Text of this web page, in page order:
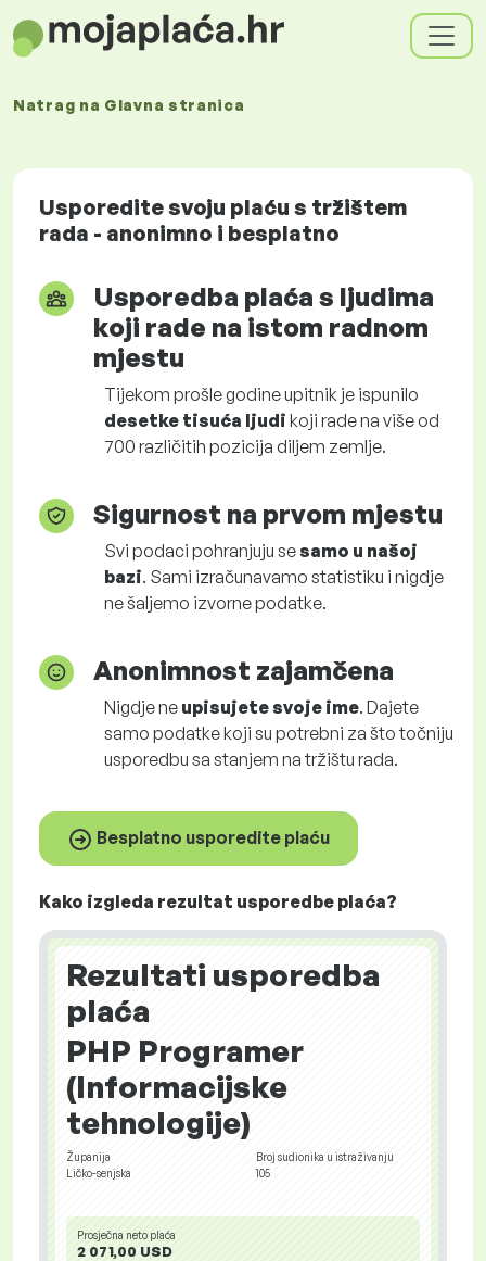
Natrag na Glavna stranica
Usporedite svoju plaću s tržištem
rada - anonimno i besplatno
Usporedba plaća s ljudima
koji rade na istom radnom
mjestu
Tijekom prošle godine upitnik je ispunilo
desetke tisuća ljudi koji rade na više od
700 različitih pozicija diljem zemlje.
Sigurnost na prvom mjestu
Svi podaci pohranjuju sesamo u našoj
bazi. Sami izračunavamo statistiku i nigdje
ne šaljemo izvorne podatke.
Anonimnost zajamčena
Nigdje ne upisujete svoje ime. Dajete
samo podatke koji su potrebni za što točniju
usporedbu sa stanjem na tržištu rada.
Besplatno usporedite plaću
Kako izgleda rezultat usporedbe plaća?
Rezultati usporedba
plaća
PHP Programer
(Informacijske
tehnologije)
Županija
Ličko-senjska
Broj sudionika u istraživanju
105
Prosječna neto plaća
2 071,00 USD